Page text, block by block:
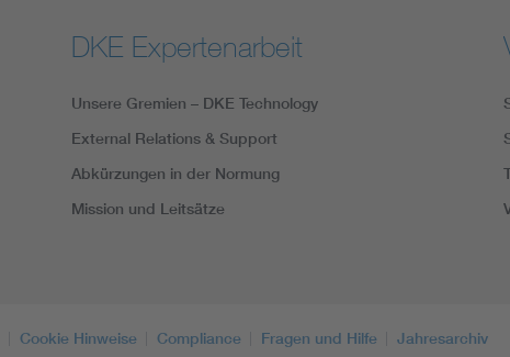
DKE Expertenarbeit
Unsere Gremien – DKE Technology
External Relations & Support
Abkürzungen in der Normung
Mission und Leitsätze
Cookie Hinweise Compliance Fragen und Hilfe Jahresarchiv